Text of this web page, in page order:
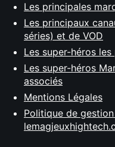
Les principales
Les principaux
séries) et de VOD
Les super-héros
Les super-héros
associés
Mentions Légales
Politique de